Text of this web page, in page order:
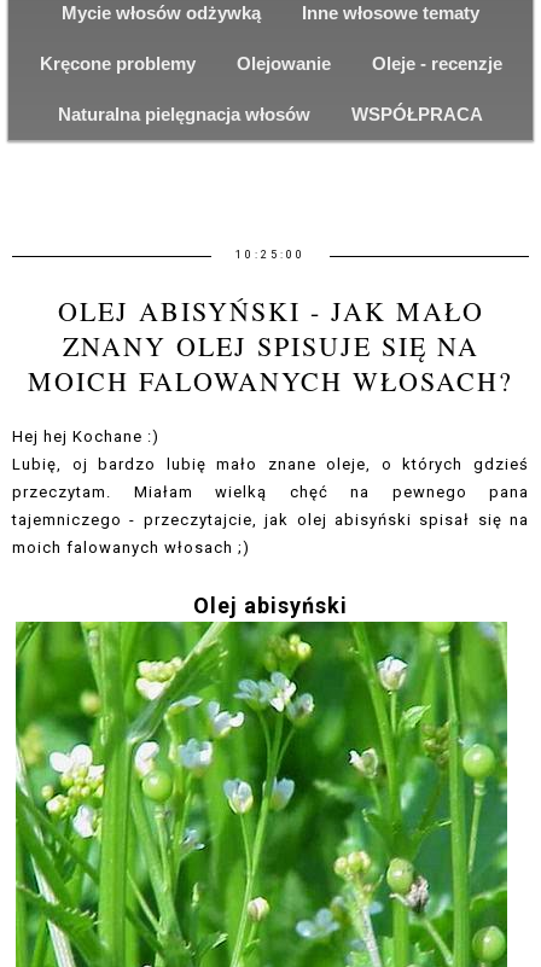
Mycie włosów odżywką Inne włosowe tematy
Kręcone problemy Olejowanie Oleje - recenzje
Naturalna pielęgnacja włosów WSPÓŁPRACA
10:25:00
OLEJ ABISYŃSKI - JAK MAŁO
ZNANY OLEJ SPISUJE SIĘ NA
MOICH FALOWANYCH WŁOSACH?
Hej hej Kochane :)
Lubię, oj bardzo lubię mało znane oleje, o których gdzieś
przeczytam. Miałam wielką chęć na pewnego pana
tajemniczego - przeczytajcie, jak olej abisyński spisał się na
moich falowanych włosach ;)
Olej abisyński